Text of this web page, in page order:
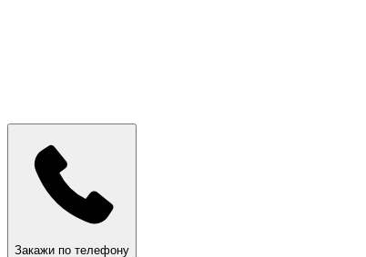
Закажи по телефону